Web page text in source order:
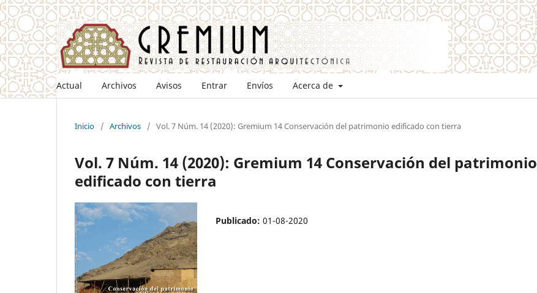
Actual Archivos Avisos Entrar Envíos Acerca de
Inicio / Archivos / Vol. 7 Núm. 14 (2020): Gremium 14 Conservación del patrimonio edificado con tierra
Vol. 7 Núm. 14 (2020): Gremium 14 Conservación del patrimonio
edificado con tierra
Publicado: 01-08-2020